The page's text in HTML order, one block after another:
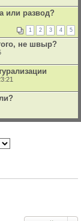
или развод?
1 2 3 4 5
не швыр?